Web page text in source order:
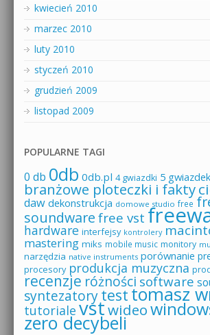
kwiecień 2010
marzec 2010
luty 2010
styczeń 2010
grudzień 2009
listopad 2009
POPULARNE TAGI
0 db 0db 0db.pl 4 gwiazdki 5 gwiazdek
branżowe ploteczki i fakty
daw dekonstrukcja domowe studio free
soundware free vst
hardware interfejsy kontrolery
mastering miks mobile music monitory
narzędzia native instruments porównanie
procesory produkcja muzyczna
recenzje różności software
syntezatorytesttomasz
tutoriale vstwideo
zero decybeli